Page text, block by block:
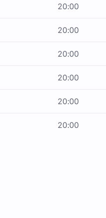
20:00
20:00
20:00
20:00
20:00
20:00